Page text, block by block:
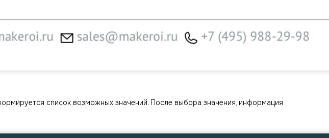
список возможных значений. После выбора значения, информация